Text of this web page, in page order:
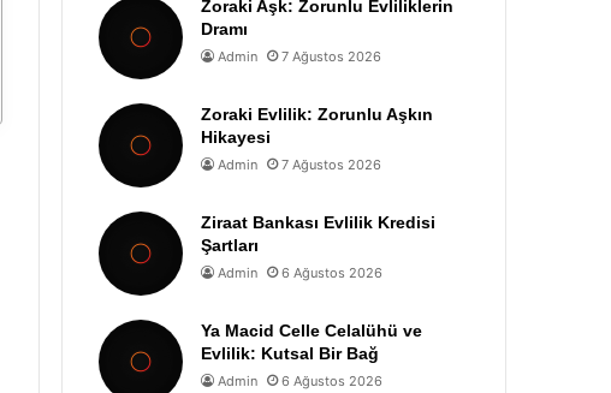
Zoraki Aşk: Zorunlu Evliliklerin
Dramı
Admin 7 Ağustos 2026
Zoraki Evlilik: Zorunlu Aşkın
Hikayesi
Admin 7 Ağustos 2026
Ziraat Bankası Evlilik Kredisi
Şartları
Admin 6 Ağustos 2026
Ya Macid Celle Celalühü ve
Evlilik: Kutsal Bir Bağ
Admin 6 Ağustos 2026